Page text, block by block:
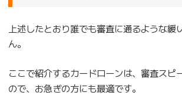
上述したとおり誰でも審査に通るような緩
ん。
ここで紹介するカードローンは、審査スピ
ので、お急ぎの方にも最適です。